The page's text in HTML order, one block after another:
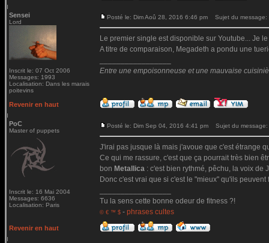
Sensei
Lord
Inscrit le: 07 Oct 2006
Messages: 1993
Localisation: Dans les marais
poitevins
Posté le: Dim Aoû 28, 2016 6:46 pm Sujet du message:
Le premier single est disponible sur Youtube... Je
A titre de comparaison, Megadeth a pondu une
Entre une empoisonneuse et une mauvaise
Revenir en haut
PoC
Master of puppets
Inscrit le: 16 Mai 2004
Messages: 6636
Localisation: Paris
Posté le: Dim Sep 04, 2016 4:41 pm Sujet du message:
J'irai pas jusque là mais j'avoue que c'est étrange
Ce qui me rassure, c'est que ça pourrait très bien
bon Metallica : c'est bien rythmé, pêchu, la voix de
Donc c'est vrai que si c'est le "mieux" qu'ils
Tu la sens cette bonne odeur de fitness ?!
© € ™ $ - phrases cultes
Revenir en haut